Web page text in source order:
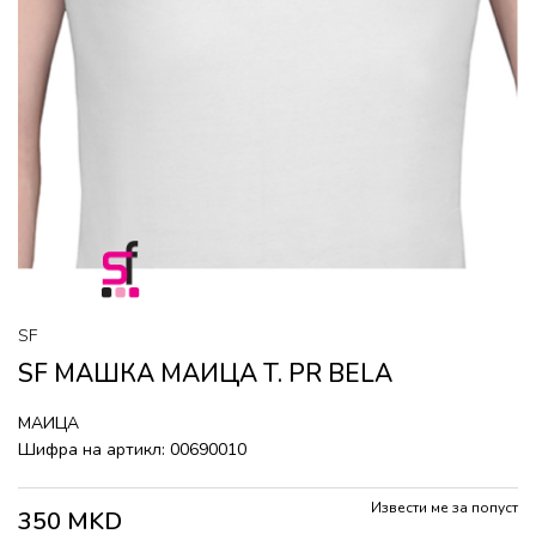
SF
SF МАШКА МАИЦА T. PR BELA
МАИЦА
Шифра на артикл: 00690010
350 MKD Извести ме за попуст